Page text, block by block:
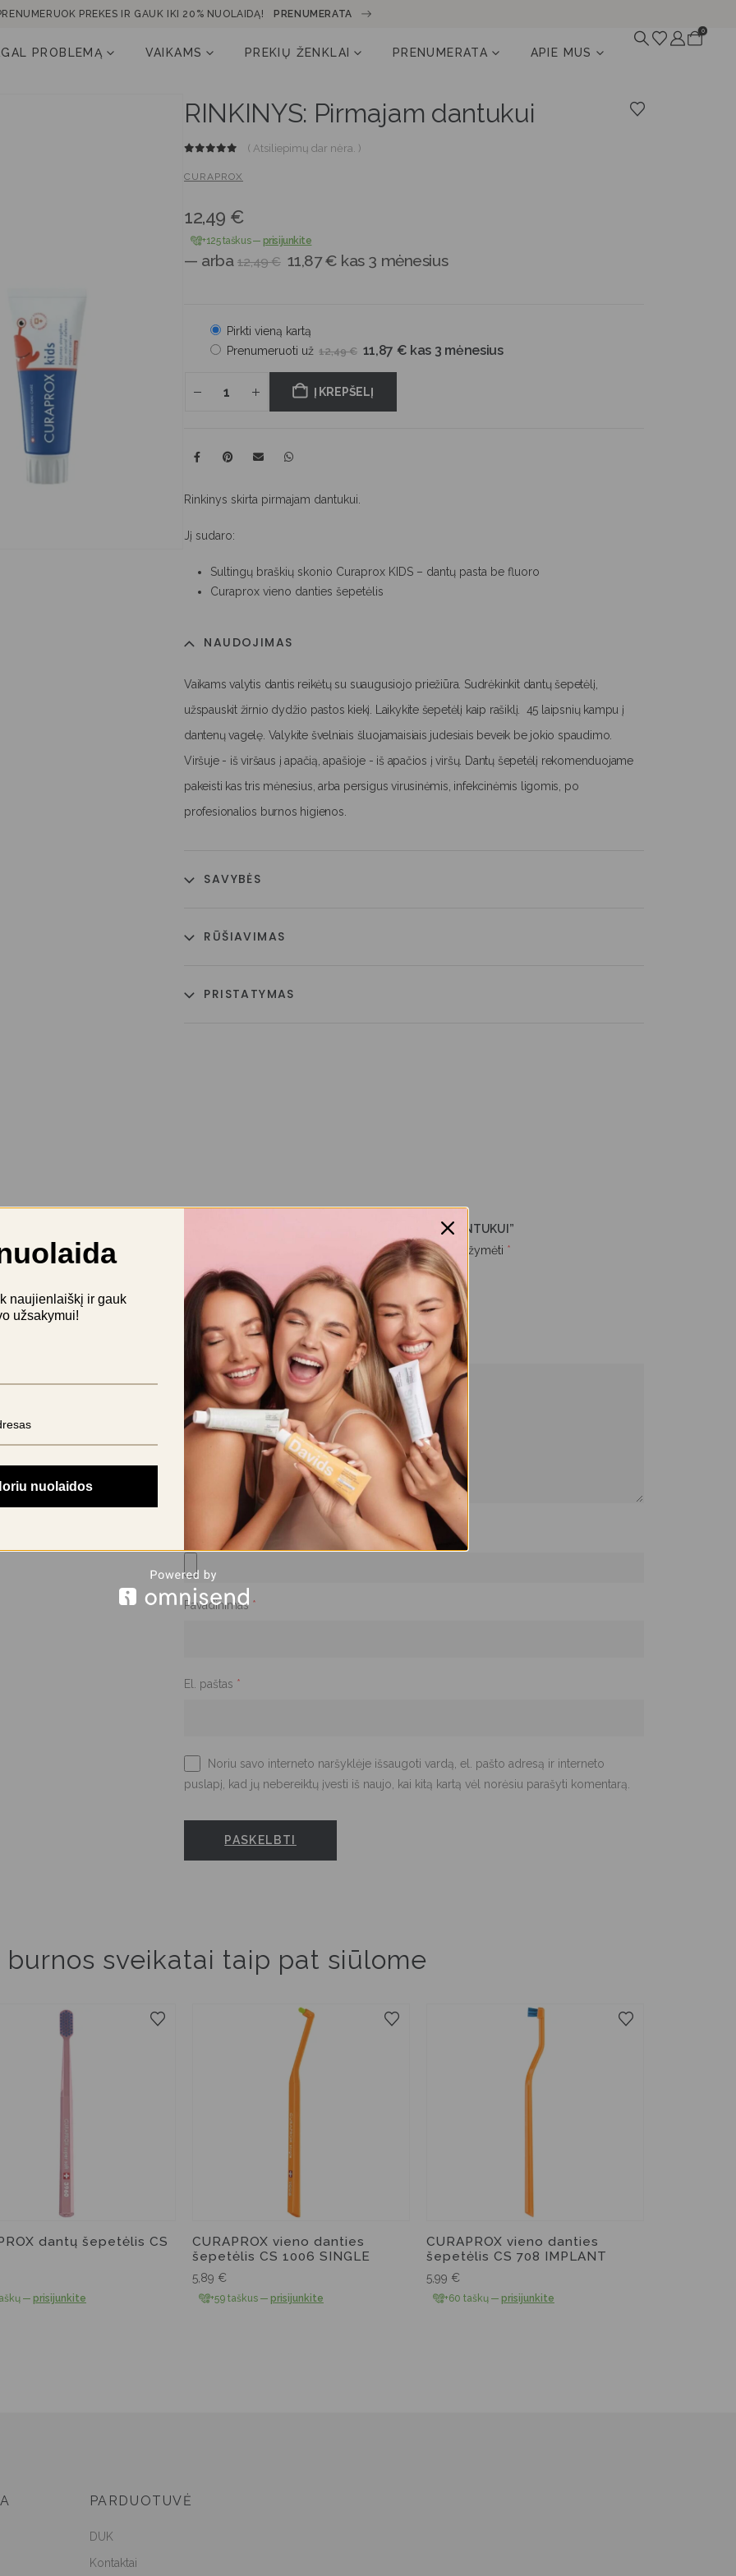
PREKES IR GAUK IKI 20% NUOLAIDĄ! PRENUMERATA
PROBLEMĄ VAIKAMS PREKIŲ ŽENKLAI PRENUMERATA APIE MUS
0
RINKINYS: Pirmajam dantukui
( Atsiliepimų dar nėra. )
CURAPROX
12,49 €
+125 taškus — prisijunkite
— arba 12,49€ 11,87€ kas 3 mėnesius
Pirkti vieną kartą
Prenumeruoti už 12,49€ 11,87 € kas 3 mėnesius
Į KREPŠELĮ
Rinkinys skirta pirmajam dantukui.
Jį sudaro:
Sultingų braškių skonio Curaprox KIDS – dantų pasta be fluoro
Curaprox vieno danties šepetėlis
NAUDOJIMAS
Vaikams valytis dantis reikėtų su suaugusiojo priežiūra. Sudrėkinkit dantų šepetėlį,
užspauskit žirnio dydžio pastos kiekį. Laikykite šepetėlį kaip rašiklį. 45 laipsnių kampu į
dantenų vagelę. Valykite švelniais šluojamaisiais judesiais beveik be jokio spaudimo.
Viršuje - iš viršaus į apačią, apašioje - iš apačios į viršų. Dantų šepetėlį rekomenduojame
pakeisti kas tris mėnesius, arba persigus virusinėmis, infekcinėmis ligomis, po
profesionalios burnos higienos.
SAVYBĖS
RŪŠIAVIMAS
PRISTATYMAS
BŪKITE PIRMAS APRAŠĘS “RINKINYS: PIRMAJAM DANTUKUI”
Būtini laukeliai pažymėti *
Jūsų įvertinimas
Jūsų atsiliepimas
Įkelkite iki 5 nuotraukų ar vaizdo įrašų
Pavadinimas *
El. paštas *
Noriu savo interneto naršyklėje išsaugoti vardą, el. pašto adresą ir interneto
puslapį, kad jų nebereiktų įvesti iš naujo, kai kitą kartą vėl norėsiu parašyti komentarą.
burnos sveikatai taip pat siūlome
dantų šepetėlis CS
— prisijunkite
CURAPROX vieno danties
šepetėlis CS 1006 SINGLE
5,89 €
+59 taškus — prisijunkite
CURAPROX vieno danties
šepetėlis CS 708 IMPLANT
5,99 €
+60 taškų — prisijunkite
PARDUOTUVĖ
DUK
Kontaktai
naujienlaiškį ir gauk
užsakymui!
nuolaidos